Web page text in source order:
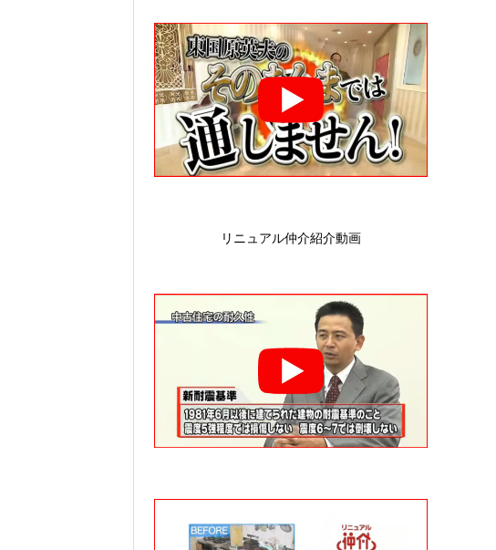
リニュアル仲介紹介動画